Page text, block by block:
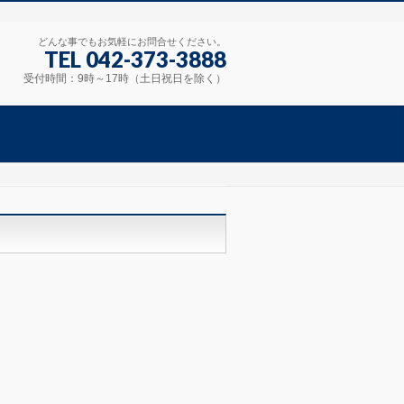
どんな事でもお気軽にお問合せください。
TEL 042-373-3888
受付時間：9時～17時（土日祝日を除く）